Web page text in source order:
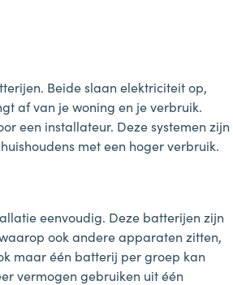
Beide slaan elektriciteit op,
af van je woning en je verbruik.
een installateur. Deze systemen zijn
met een hoger verbruik.
eenvoudig. Deze batterijen zijn
ook andere apparaten zitten,
maar één batterij per groep kan
vermogen gebruiken uit één